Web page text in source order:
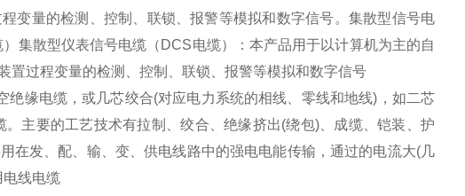
变量的检测、控制、联锁、报警等模拟和数字信号。集散型信号电
集散型仪表信号电缆（DCS电缆）：本产品用于以计算机为主的自
置过程变量的检测、控制、联锁、报警等模拟和数字信号
电缆，或几芯绞合(对应电力系统的相线、零线和地线)，如二芯
主要的工艺技术有拉制、绞合、绝缘挤出(绕包)、成缆、铠装、护
在发、配、输、变、供电线路中的强电电能传输，通过的电流大(几
电线电缆